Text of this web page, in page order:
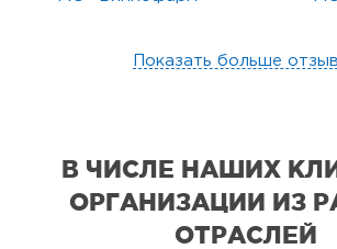
Показать больше
В ЧИСЛЕ НАШИХ
ОРГАНИЗАЦИИ ИЗ
ОТРАСЛЕЙ